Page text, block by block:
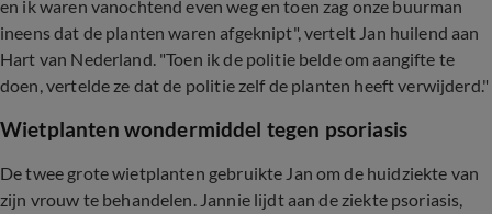
en ik waren vanochtend even weg en toen zag onze buurman
ineens dat de planten waren afgeknipt", vertelt Jan huilend aan
Hart van Nederland. "Toen ik de politie belde om aangifte te
doen, vertelde ze dat de politie zelf de planten heeft verwijderd."
Wietplanten wondermiddel tegen psoriasis
De twee grote wietplanten gebruikte Jan om de huidziekte van
zijn vrouw te behandelen. Jannie lijdt aan de ziekte psoriasis,